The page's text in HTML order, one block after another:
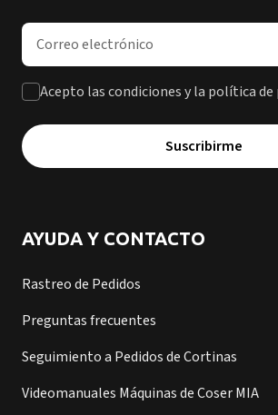
Dirección de correo electrónico
Acepto las condiciones y la política de
Suscribirme
AYUDA Y CONTACTO
Rastreo de Pedidos
Preguntas frecuentes
Seguimiento a Pedidos de Cortinas
Videomanuales Máquinas de Coser MIA